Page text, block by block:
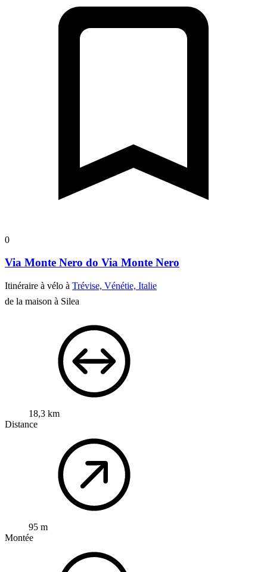
0
Via Monte Nero do Via Monte Nero
Itinéraire à vélo à Trévise, Vénétie, Italie
de la maison à Silea
18,3 km
Distance
95 m
Montée